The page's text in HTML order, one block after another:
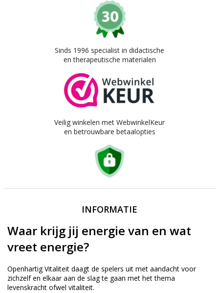
Sinds 1996 specialist in didactische
en therapeutische materialen
Veilig winkelen met WebwinkelKeur
en betrouwbare betaalopties
INFORMATIE
Waar krijg jij energie van en wat
vreet energie?
Openhartig Vitaliteit daagt de spelers uit met aandacht voor
zichzelf en elkaar aan de slag te gaan met het thema
levenskracht ofwel vitaliteit.